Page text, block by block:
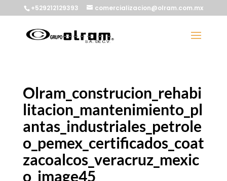
+529212129393 comercializacion@olram.com.mx
Olram_construcion_rehabi
litacion_mantenimiento_pl
antas_industriales_petrole
o_pemex_certificados_coat
zacoalcos_veracruz_mexic
o_image45